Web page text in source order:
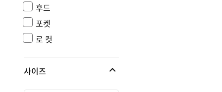
후드
포켓
로 컷
사이즈